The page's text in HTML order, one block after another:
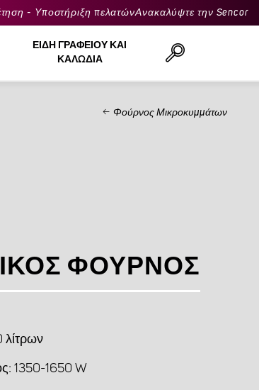
- Υποστήριξη πελατώνΑνακαλύψτε την Sencor
ΕΊΔΗ ΓΡΑΦΕΊΟΥ ΚΑΙ
ΚΑΛΏΔΙΑ
Φούρνος Μικροκυμμάτων
ΦΟΎΡΝΟΣ
λίτρων
1350-1650 W